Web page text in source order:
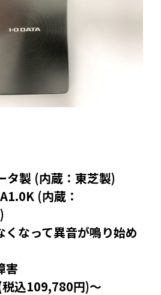
タ製 (内蔵：東芝製)
(内蔵：
なって異音が鳴り始め
害
込109,780円)～